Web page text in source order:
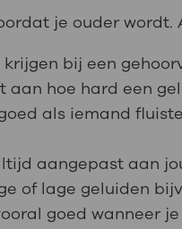
je ouder wordt.
bij een
hoe hard een
als iemand
aangepast aan
of lage geluiden
goed wanneer